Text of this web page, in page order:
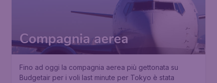
Compagnia aerea
Fino ad oggi la compagnia aerea più gettonata su
Budgetair per i voli last minute per Tokyo è stata